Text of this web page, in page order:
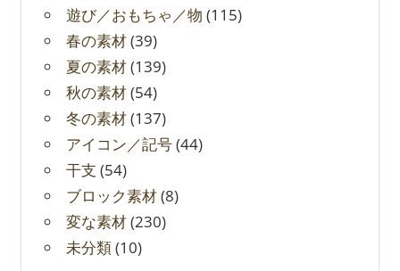
遊び／おもちゃ／物 (115)
春の素材(39)
夏の素材(139)
秋の素材(54)
冬の素材(137)
アイコン／記号(44)
干支 (54)
ブロック素材(8)
変な素材(230)
未分類(10)